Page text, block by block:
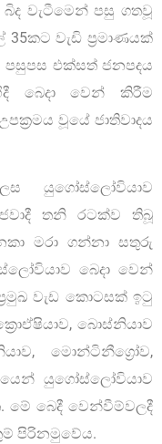
බිද වැටීමෙන් පසු ගතවූ
වැඩි ප්‍රමාණයක්
එක්සත් ජනපදය
බෙදා වෙන් කිරීම
වූයේ ජාතිවාදය
යුගෝස්ලෝවියාව
තනි රටක්ව තිබූ
මරා ගන්නා සතුරු
බෙදා වෙන්
වැඩ කොටසක් ඉටු
බොස්නියාව
මොන්ටිනීග්‍රෝව,
යුගෝස්ලෝවියාව
මේ බෙදී වෙන්වීම්වලදී
පිරිනමුවේය.